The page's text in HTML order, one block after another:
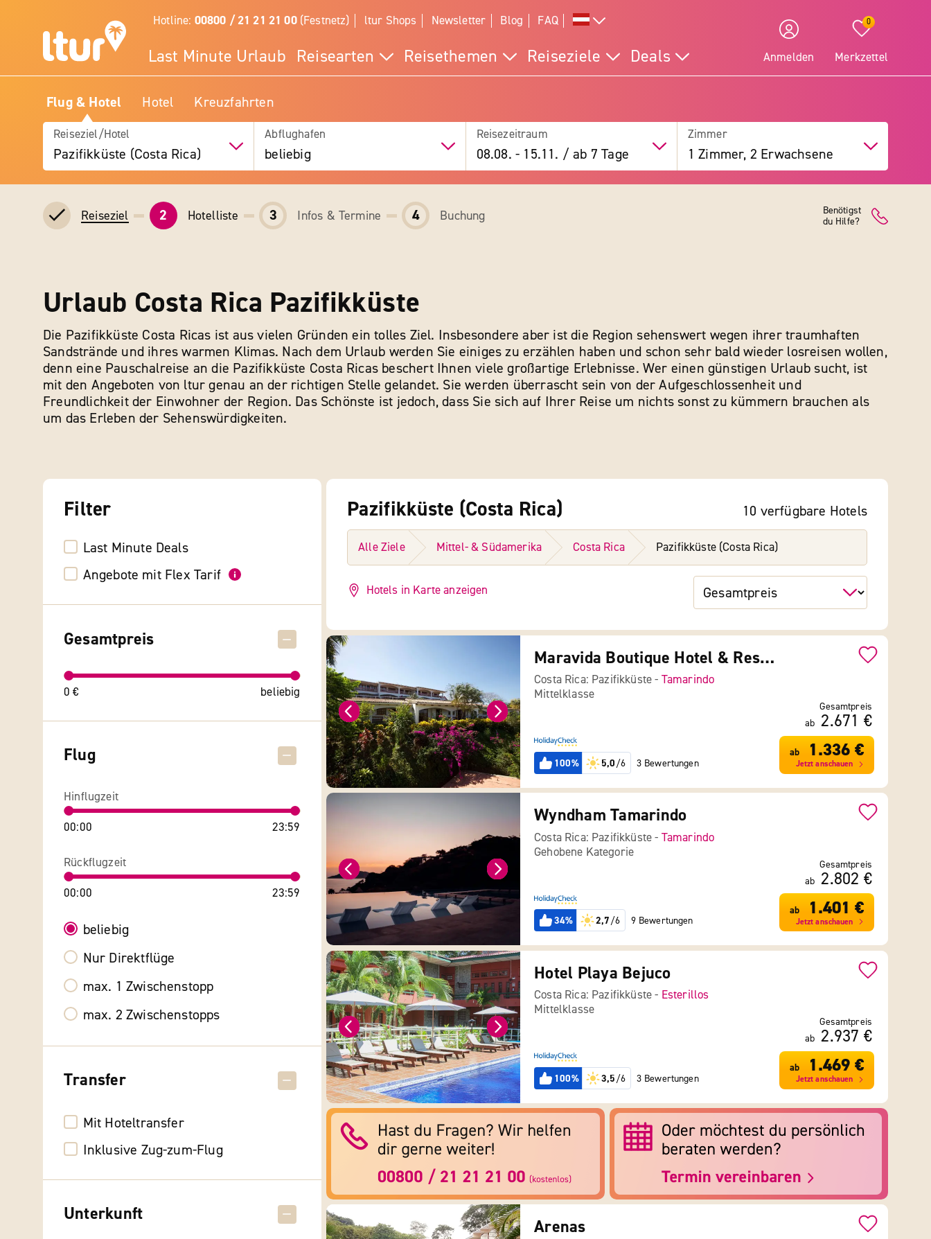
Hotline: 00800 / 21 21 21 00(Festnetz) ltur Shops Newsletter Blog FAQ
Last Minute Urlaub Reisearten Reisethemen Reiseziele Deals Anmelden
0
Merkzettel
Flug & Hotel Hotel Kreuzfahrten
Reiseziel/Hotel
Pazifikküste (Costa Rica)
Abflughafen
beliebig
Reisezeitraum
08.08. - 15.11. / ab 7 Tage
Zimmer
1 Zimmer, 2 Erwachsene
Reiseziel 2 Hotelliste 3 Infos & Termine 4 Buchung
Benötigst
du Hilfe?
Urlaub Costa Rica Pazifikküste
Die Pazifikküste Costa Ricas ist aus vielen Gründen ein tolles Ziel. Insbesondere aber ist die Region sehenswert wegen ihrer traumhaften
Sandstrände und ihres warmen Klimas. Nach dem Urlaub werden Sie einiges zu erzählen haben und schon sehr bald wieder losreisen wollen,
denn eine Pauschalreise an die Pazifikküste Costa Ricas beschert Ihnen viele großartige Erlebnisse. Wer einen günstigen Urlaub sucht, ist
mit den Angeboten von ltur genau an der richtigen Stelle gelandet. Sie werden überrascht sein von der Aufgeschlossenheit und
Freundlichkeit der Einwohner der Region. Das Schönste ist jedoch, dass Sie sich auf Ihrer Reise um nichts sonst zu kümmern brauchen als
um das Erleben der Sehenswürdigkeiten.
Filter
Last Minute Deals
Angebote mit Flex Tarif
Gesamtpreis
0 € beliebig
Flug
Hinflugzeit
00:00 23:59
Rückflugzeit
00:00 23:59
beliebig
Nur Direktflüge
max. 1 Zwischenstopp
max. 2 Zwischenstopps
Transfer
Mit Hoteltransfer
Inklusive Zug-zum-Flug
Unterkunft
Pazifikküste (Costa Rica) 10 verfügbare Hotels
Alle Ziele Mittel- & Südamerika Costa Rica Pazifikküste (Costa Rica)
Hotels in Karte anzeigen
Maravida Boutique Hotel & Resort
Costa Rica: Pazifikküste - Tamarindo
Mittelklasse
100% 5,0/6 3 Bewertungen
Gesamtpreis
ab 2.671 €
ab 1.336 €
Jetzt anschauen
Wyndham Tamarindo
Costa Rica: Pazifikküste - Tamarindo
Gehobene Kategorie
34% 2,7/6 9 Bewertungen
Gesamtpreis
ab 2.802 €
ab 1.401 €
Jetzt anschauen
Hotel Playa Bejuco
Costa Rica: Pazifikküste - Esterillos
Mittelklasse
100% 3,5/6 3 Bewertungen
Gesamtpreis
ab 2.937 €
ab 1.469 €
Jetzt anschauen
Arenas